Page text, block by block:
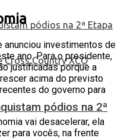
pódios na 2ª
anunciou investimentos de
ano. Para o presidente,
justificadas porque a
acima do previsto
do governo para
vai desacelerar, ela
para vocês, na frente